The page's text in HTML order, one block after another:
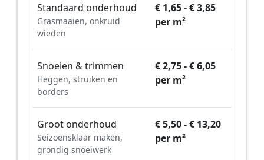
Standaard onderhoud
Grasmaaien, onkruid
wieden
€ 1,65 - € 3,85
per m²
Snoeien & trimmen
Heggen, struiken en
borders
€ 2,75 - € 6,05
per m²
Groot onderhoud
Seizoensklaar maken,
grondig snoeiwerk
€ 5,50 - € 13,20
per m²